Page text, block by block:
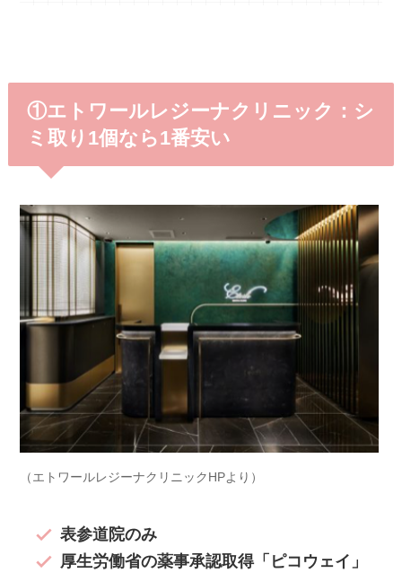
①エトワールレジーナクリニック：シ
ミ取り1個なら1番安い
（エトワールレジーナクリニックHPより）
表参道院のみ
厚生労働省の薬事承認取得「ピコウェイ」